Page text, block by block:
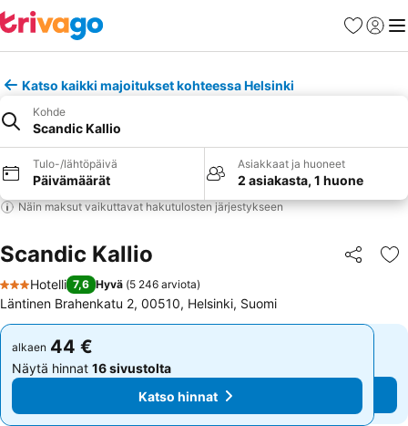
Suosikit
Katso kaikki majoitukset kohteessa Helsinki
Kohde
Scandic Kallio
Tulo-/lähtöpäivä
Päivämäärät
Asiakkaat ja huoneet
2 asiakasta, 1 huone
Näin maksut vaikuttavat hakutulosten järjestykseen
Scandic Kallio Jaa
3 Tähtiluokitus
Hotelli 7,6 Hyvä (5 246 arviota)
Läntinen Brahenkatu 2, 00510, Helsinki, Suomi
alkaen 44 €
Näytä hinnat 16 sivustolta
Katso hinnat
alkaen 44 €
Näytä hinnat 16 sivustolta
Katso hinnat